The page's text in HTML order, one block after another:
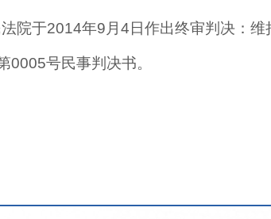
院于2014年9月4日作出终审判决：维
号民事判决书。